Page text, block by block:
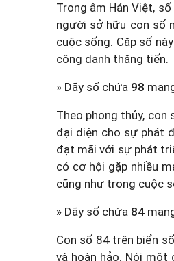
Trong âm Hán Việt,
người sở hữu con số
cuộc sống. Cặp số
công danh thăng tiến.
» Dãy số chứa 98
Theo phong thủy,
đại diện cho sự phát
đạt mãi với sự phát
có cơ hội gặp nhiều
cũng như trong cuộc
» Dãy số chứa 84
Con số 84 trên biển
và hoàn hảo. Nói một